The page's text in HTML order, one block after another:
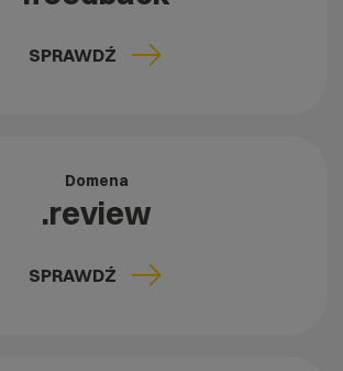
SPRAWDŹ
Domena
.review
SPRAWDŹ